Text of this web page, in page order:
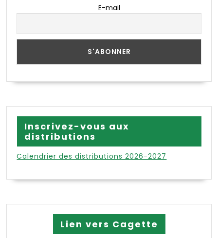
E-mail
Inscrivez-vous aux
distributions
Calendrier des distributions 2026-2027
Lien vers Cagette